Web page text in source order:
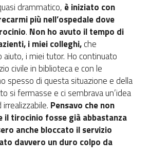
drammatico, è iniziato con
più nell’ospedale dove
. Non ho avuto il tempo di
i miei colleghi,che
aiuto, i miei tutor. Ho continuato
civile in biblioteca e con le
spesso di questa situazione e della
si fermasse e ci sembrava un’idea
Pensavo che non
il tirocinio fosse già abbastanza
anche bloccato il servizio
davvero un duro colpo da